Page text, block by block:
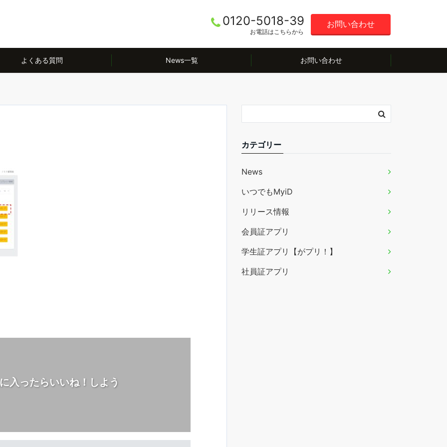
0120-5018-39
お電話はこちらから
お問い合わせ
よくある質問 News一覧 お問い合わせ
入ったらいいね！しよう
カテゴリー
News
いつでもMyiD
リリース情報
会員証アプリ
学生証アプリ【がプリ！】
社員証アプリ